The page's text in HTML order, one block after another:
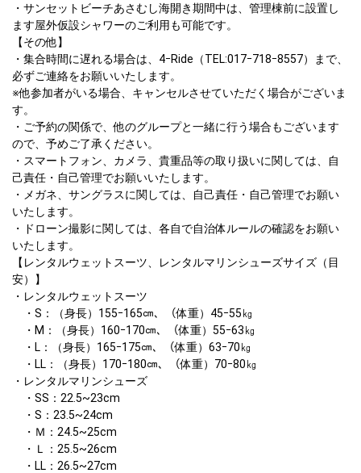
・サンセットビーチあさむし海開き期間中は、管理棟前に設置し
ます屋外仮設シャワーのご利用も可能です。
【その他】
・集合時間に遅れる場合は、4ｰRide（TEL:017ｰ718ｰ8557）まで、
必ずご連絡をお願いいたします。
※他参加者がいる場合、キャンセルさせていただく場合がございま
す。
・ご予約の関係で、他のグループと一緒に行う場合もございます
ので、予めご了承ください。
・スマートフォン、カメラ、貴重品等の取り扱いに関しては、自
己責任・自己管理でお願いいたします。
・メガネ、サングラスに関しては、自己責任・自己管理でお願い
いたします。
・ドローン撮影に関しては、各自で自治体ルールの確認をお願い
いたします。
【レンタルウェットスーツ、レンタルマリンシューズサイズ（目
安）】
・レンタルウェットスーツ
・S：（身長）155ｰ165㎝、（体重）45ｰ55㎏
・M：（身長）160ｰ170㎝、（体重）55ｰ63㎏
・L：（身長）165ｰ175㎝、（体重）63ｰ70㎏
・LL：（身長）170ｰ180㎝、（体重）70ｰ80㎏
・レンタルマリンシューズ
・SS：22.5~23cm
・S：23.5~24cm
・Ｍ：24.5~25cm
・Ｌ：25.5~26cm
・LL：26.5~27cm